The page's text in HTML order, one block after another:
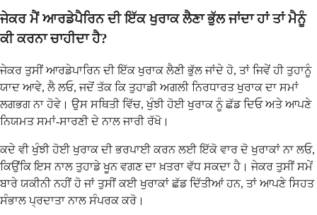
ਜੇਕਰ ਮੈਂ ਆਰਡੇਪੈਰਿਨ ਦੀ ਇੱਕ ਖੁਰਾਕ ਲੈਣਾ ਭੁੱਲ ਜਾਂਦਾ ਹਾਂ ਤਾਂ ਮੈਨੂੰ
ਕੀ ਕਰਨਾ ਚਾਹੀਦਾ ਹੈ?
ਜੇਕਰ ਤੁਸੀਂ ਆਰਡੇਪਾਰਿਨ ਦੀ ਇੱਕ ਖੁਰਾਕ ਲੈਣੀ ਭੁੱਲ ਜਾਂਦੇ ਹੋ, ਤਾਂ ਜਿਵੇਂ ਹੀ ਤੁਹਾਨੂੰ
ਯਾਦ ਆਵੇ, ਲੈ ਲਓ, ਜਦੋਂ ਤੱਕ ਕਿ ਤੁਹਾਡੀ ਅਗਲੀ ਨਿਰਧਾਰਤ ਖੁਰਾਕ ਦਾ ਸਮਾਂ
ਲਗਭਗ ਨਾ ਹੋਵੇ। ਉਸ ਸਥਿਤੀ ਵਿੱਚ, ਖੁੰਝੀ ਹੋਈ ਖੁਰਾਕ ਨੂੰ ਛੱਡ ਦਿਓ ਅਤੇ ਆਪਣੇ
ਨਿਯਮਤ ਸਮਾਂ-ਸਾਰਣੀ ਦੇ ਨਾਲ ਜਾਰੀ ਰੱਖੋ।
ਕਦੇ ਵੀ ਖੁੰਝੀ ਹੋਈ ਖੁਰਾਕ ਦੀ ਭਰਪਾਈ ਕਰਨ ਲਈ ਇੱਕੋ ਵਾਰ ਦੋ ਖੁਰਾਕਾਂ ਨਾ ਲਓ,
ਕਿਉਂਕਿ ਇਸ ਨਾਲ ਤੁਹਾਡੇ ਖੂਨ ਵਗਣ ਦਾ ਖ਼ਤਰਾ ਵੱਧ ਸਕਦਾ ਹੈ। ਜੇਕਰ ਤੁਸੀਂ ਸਮੇਂ
ਬਾਰੇ ਯਕੀਨੀ ਨਹੀਂ ਹੋ ਜਾਂ ਤੁਸੀਂ ਕਈ ਖੁਰਾਕਾਂ ਛੱਡ ਦਿੱਤੀਆਂ ਹਨ, ਤਾਂ ਆਪਣੇ ਸਿਹਤ
ਸੰਭਾਲ ਪ੍ਰਦਾਤਾ ਨਾਲ ਸੰਪਰਕ ਕਰੋ।